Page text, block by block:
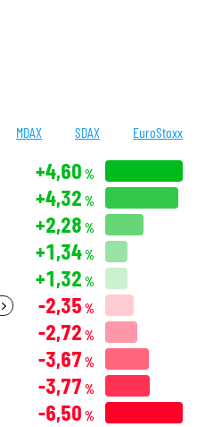
MDAX SDAX EuroStoxx
+4,60 %
+4,32 %
+2,28 %
+1,34%
+1,32 %
-2,35 %
-2,72 %
-3,67 %
-3,77 %
-6,50 %